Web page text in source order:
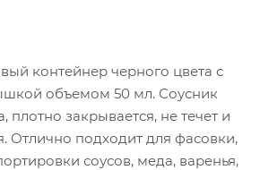
контейнер черного цвета с
объемом 50 мл. Соусник
плотно закрывается, не течет и
Отлично подходит для фасовки,
соусов, меда, варенья,